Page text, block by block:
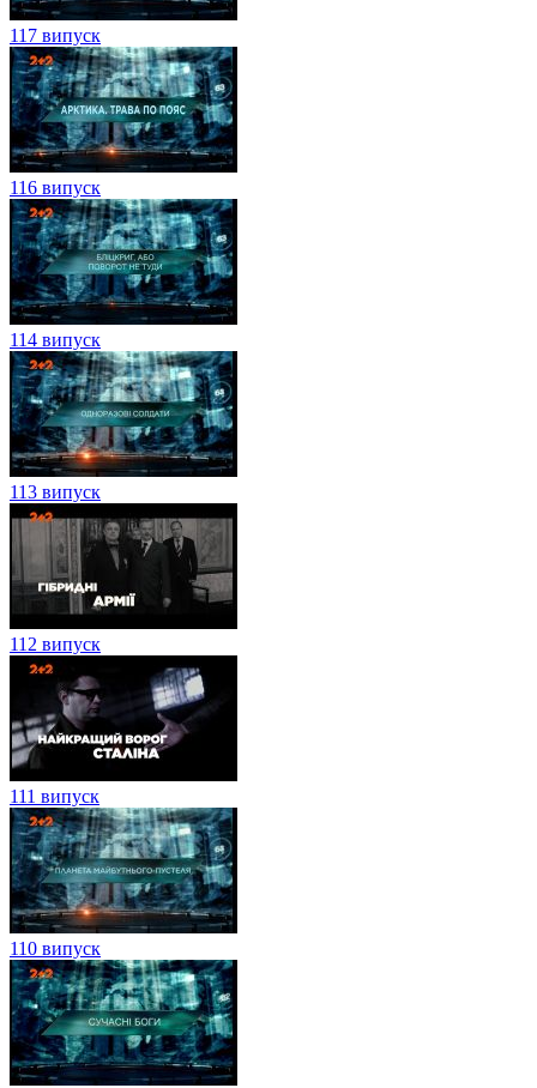
117 випуск
116 випуск
114 випуск
113 випуск
112 випуск
111 випуск
110 випуск